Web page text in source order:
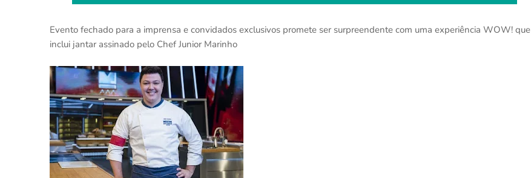
Evento fechado para a imprensa e convidados exclusivos promete ser surpreendente com uma experiência WOW! que
inclui jantar assinado pelo Chef Junior Marinho